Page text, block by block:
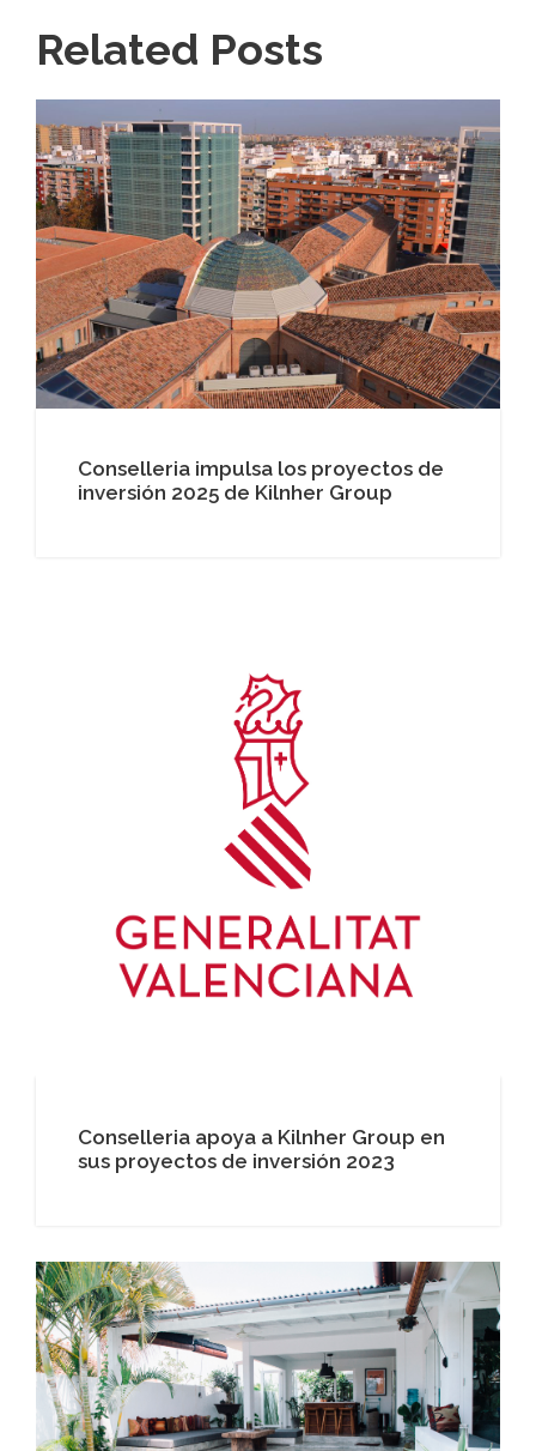
Related Posts
Conselleria impulsa los proyectos de
inversión 2025 de Kilnher Group
Conselleria apoya a Kilnher Group en
sus proyectos de inversión 2023